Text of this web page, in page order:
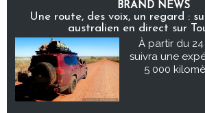
BRAND NEWS
Une route, des voix, un regard :
australien en direct sur
À partir du
suivra une
5 000